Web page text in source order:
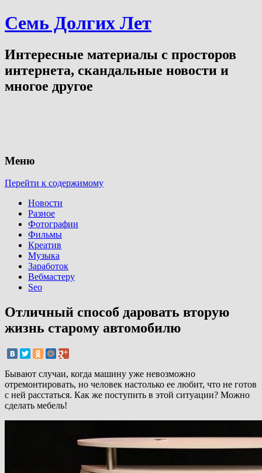
Семь Долгих Лет
Интересные материалы с просторов
интернета, скандальные новости и
многое другое
Меню
Перейти к содержимому
Новости
Разное
Фотографии
Фильмы
Креатив
Музыка
Заработок
Вебмастеру
Seo
Отличный способ даровать вторую
жизнь старому автомобилю
Бывают случаи, когда машину уже невозможно
отремонтировать, но человек настолько ее любит, что не готов
с ней расстаться. Как же поступить в этой ситуации? Можно
сделать мебель!